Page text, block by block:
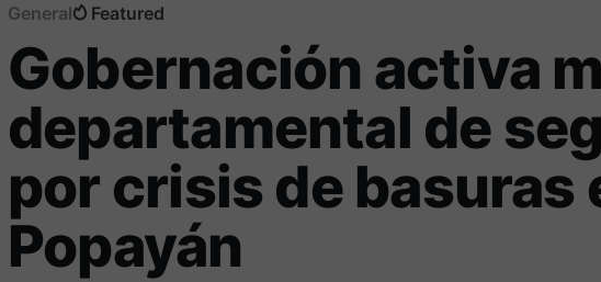
General Featured
Gobernación activa
departamental de
por crisis de basuras
Popayán